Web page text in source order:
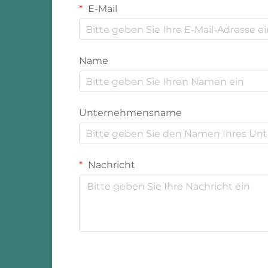
E-Mail
Name
Unternehmensname
Nachricht